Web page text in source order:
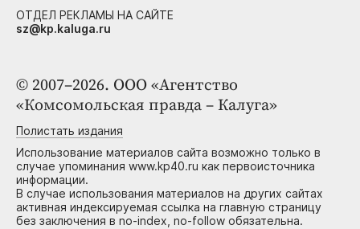
© 2007–2026. ООО «Агентство
«Комсомольская правда – Калуга»
Полистать издания
Использование материалов сайта возможно только в
случае упоминания www.kp40.ru как первоисточника
информации.
В случае использования материалов на других сайтах
активная индексируемая ссылка на главную страницу
без заключения в no-index, no-follow обязательна.
ОТДЕЛ РЕКЛАМЫ НА САЙТЕ
sz@kp.kaluga.ru